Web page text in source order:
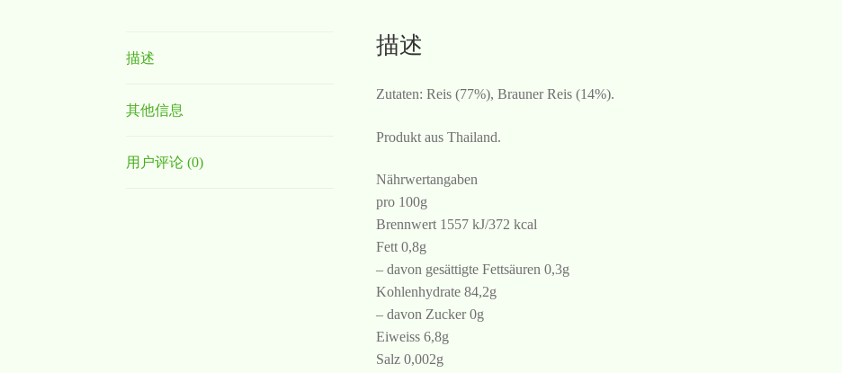
描述
其他信息
用户评论 (0)
描述
Zutaten: Reis (77%), Brauner Reis (14%).
Produkt aus Thailand.
Nährwertangaben
pro 100g
Brennwert 1557 kJ/372 kcal
Fett 0,8g
– davon gesättigte Fettsäuren 0,3g
Kohlenhydrate 84,2g
– davon Zucker 0g
Eiweiss 6,8g
Salz 0,002g